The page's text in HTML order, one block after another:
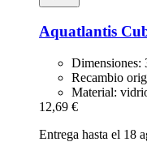
Aquatlantis
Dimensiones:
Recambio
Material:
12,69 €
Entrega hasta el 18